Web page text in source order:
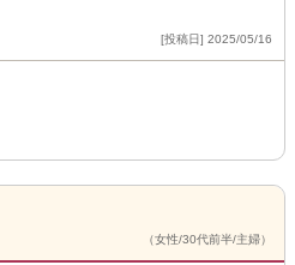
[投稿日] 2025/05/16
（女性/30代前半/主婦）